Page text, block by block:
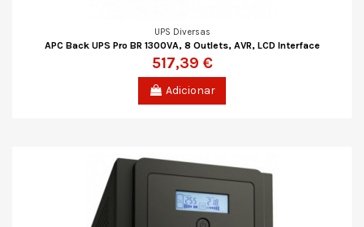
UPS Diversas
APC Back UPS Pro BR 1300VA, 8 Outlets, AVR, LCD Interface
517,39 €
Adicionar